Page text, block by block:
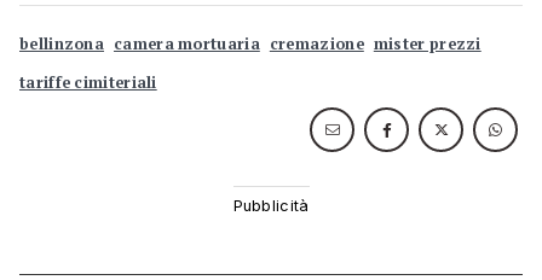
bellinzona camera mortuaria cremazione mister prezzi
tariffe cimiteriali